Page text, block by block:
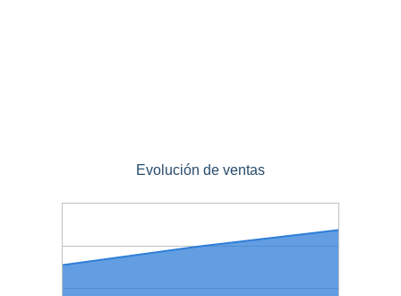
Evolución de ventas